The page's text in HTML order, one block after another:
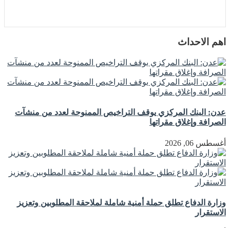
اهم الاحداث
عدن: البنك المركزي يوقف التراخيص الممنوحة لعدد من منشآت
الصرافة وإغلاق مقراتها
أغسطس 06, 2026
وزارة الدفاع تطلق حملة أمنية شاملة لملاحقة المطلوبين وتعزيز
الاستقرار